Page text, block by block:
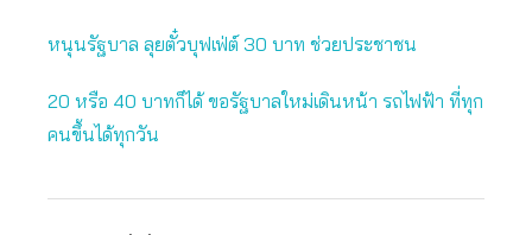
หนุนรัฐบาล ลุยตั๋วบุฟเฟ่ต์ 30 บาท ช่วยประชาชน
20 หรือ 40 บาทก็ได้ ขอรัฐบาลใหม่เดินหน้า รถไฟฟ้า ที่ทุก
คนขึ้นได้ทุกวัน